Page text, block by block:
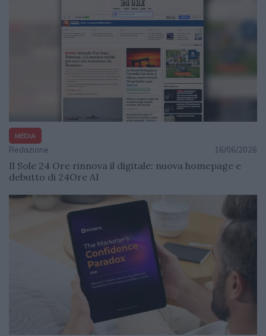
MEDIA
Redazione 16/06/2026
Il Sole 24 Ore rinnova il digitale: nuova homepage e
debutto di 24Ore AI